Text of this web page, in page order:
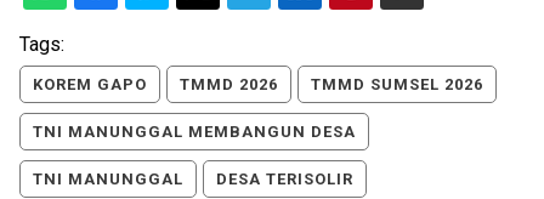
Tags:
KOREM GAPO TMMD 2026 TMMD SUMSEL 2026
TNI MANUNGGAL MEMBANGUN DESA
TNI MANUNGGAL DESA TERISOLIR